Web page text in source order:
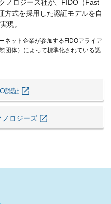
ノロジーズ社が、FIDO（Fast
式を採用した認証モデルを自
現。
ネット企業が参加するFIDOアライア
団体）によって標準化されている認
認証
ノロジーズ